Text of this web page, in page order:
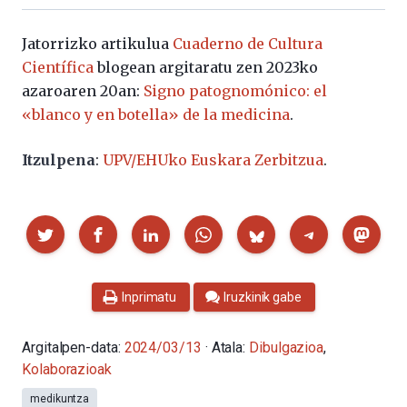
Jatorrizko artikulua Cuaderno de Cultura
Científicablogean argitaratu zen 2023ko
azaroaren 20an: Signo patognomónico: el
«blanco y en botella» de la medicina.
Itzulpena: UPV/EHUko Euskara Zerbitzua.
Partekatu
Inprimatu Iruzkinik gabe
Argitalpen-data: 2024/03/13 · Atala: Dibulgazioa,
Kolaborazioak
medikuntza